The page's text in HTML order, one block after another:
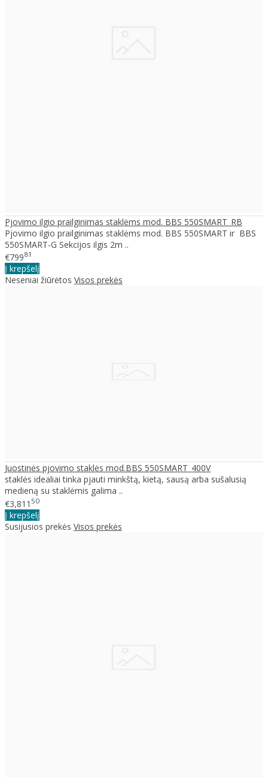
Pjovimo ilgio prailginimas staklėms mod. BBS 550SMART_RB
Pjovimo ilgio prailginimas staklėms mod. BBS 550SMART ir BBS
550SMART-G Sekcijos ilgis 2m ..
€79981
Į krepšelį
Neseniai žiūrėtos Visos prekės
Juostinės pjovimo staklės mod.BBS 550SMART_400V
staklės idealiai tinka pjauti minkštą, kietą, sausą arba sušalusią
medieną su staklėmis galima ..
€3,811 50
Į krepšelį
Susijusios prekės Visos prekės